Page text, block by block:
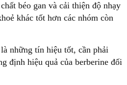
béo gan và cải thiện độ nhạy
khác tốt hơn các nhóm còn
những tín hiệu tốt, cần phải
định hiệu quả của berberine đối